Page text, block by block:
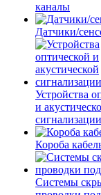
каналы
Датчики/
Устройства
и
сигнализации
Короба
Системы